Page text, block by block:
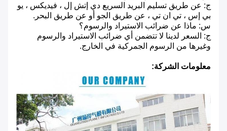
ج: عن طريق تسليم البريد السريع دي إتش إل ، فيديكس ، يو
بي إس ، تي ان تي ، عن طريق الجو أو عن طريق البحر.
س: ماذا عن ضرائب الاستيراد والرسوم؟
ج: السعر لدينا لا تتضمن أي ضرائب الاستيراد والرسوم
وغيرها من الرسوم الجمركية في الخارج.
معلومات الشركة: